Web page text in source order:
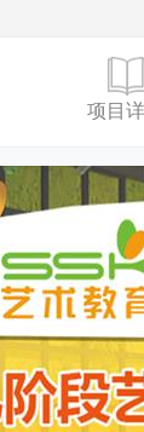
项目